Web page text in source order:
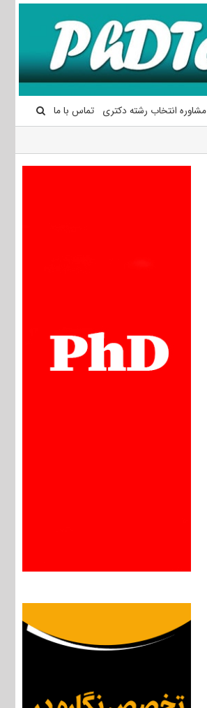
مشاوره انتخاب رشته دکتری تماس با ما